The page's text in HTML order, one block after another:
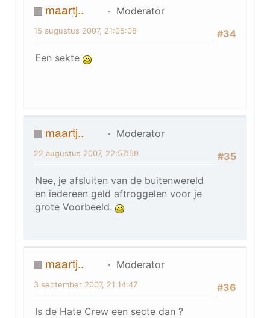
maartj..
Moderator
#34
15 augustus 2007, 21:05:08
Een sekte
maartj..
Moderator
#35
22 augustus 2007, 22:57:59
Nee, je afsluiten van de buitenwereld
en iedereen geld aftroggelen voor je
grote Voorbeeld.
maartj..
Moderator
#36
3 september 2007, 21:14:47
Is de Hate Crew een secte dan ?